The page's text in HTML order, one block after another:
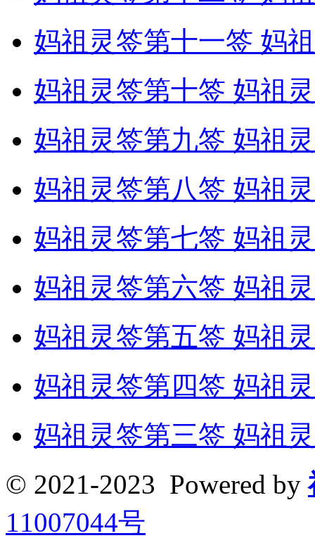
妈祖灵签第十一签 妈
妈祖灵签第十签 妈祖
妈祖灵签第九签 妈祖
妈祖灵签第八签 妈祖
妈祖灵签第七签 妈祖
妈祖灵签第六签 妈祖
妈祖灵签第五签 妈祖
妈祖灵签第四签 妈祖
妈祖灵签第三签 妈祖
© 2021-2023 Powered by
11007044号